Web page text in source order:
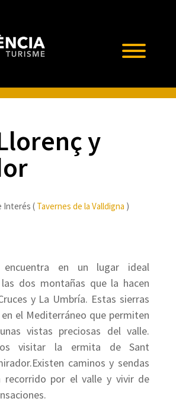
y
Interés ( Tavernes de la Valldigna )
encuentra en un lugar ideal
dos montañas que la hacen
y La Umbría. Estas sierras
el Mediterráneo que permiten
vistas preciosas del valle.
visitar la ermita de Sant
caminos y sendas
recorrido por el valle y vivir de